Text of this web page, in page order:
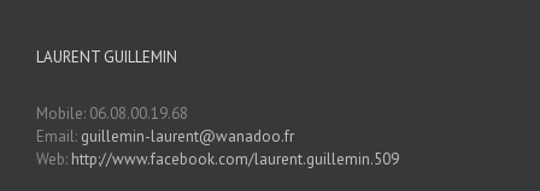
LAURENT GUILLEMIN
Mobile: 06.08.00.19.68
Email: guillemin-laurent@wanadoo.fr
Web: http://www.facebook.com/laurent.guillemin.509